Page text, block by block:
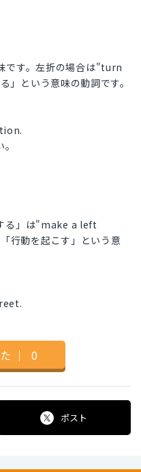
です。左折の場合は"turn
という意味の動詞です。
る」は"make a left
行動を起こす」という意
｜ 0
ポスト